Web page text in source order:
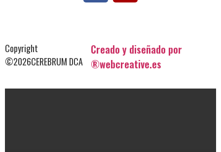
Copyright
©2026CEREBRUM DCA
Creado y diseñado por
®webcreative.es